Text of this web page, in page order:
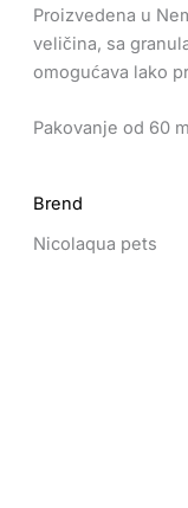
Proizvedena u
veličina, sa
omogućava lako
Pakovanje od 60
Brend
Nicolaqua pets